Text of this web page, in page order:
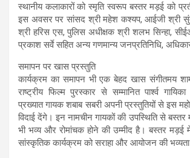
स्थानीय कलाकारों को स्मृति स्वरूप बस्तर मड़ई को
इस अवसर पर सांसद श्री महेश कश्यप, आईजी श्री
श्री हरिस एस, पुलिस अधीक्षक श्री शलभ सिन्हा,
प्रकाश सर्वे सहित अन्य गणमान्य जनप्रतिनिधि,
समापन पर खास प्रस्तुति
कार्यक्रम का समापन भी एक बेहद खास संगीतमय
राष्ट्रीय फिल्म पुरस्कार से सम्मानित पार्श्व
प्रख्यात गायक शबाब सबरी अपनी प्रस्तुतियों से इस
विदाई देंगे। इन नामचीन गायकों की उपस्थिति से
भी भव्य और रोमांचक होने की उम्मीद है। बस्तर मड़ई
सांस्कृतिक कार्यक्रम को सराहा और आयोजन की